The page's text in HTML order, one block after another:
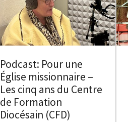
Podcast: Pour une
Église missionnaire –
Les cinq ans du Centre
de Formation
Diocésain (CFD)